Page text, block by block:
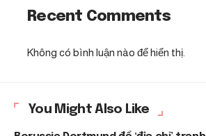
Recent Comments
Không có bình luận nào để hiển thị.
You Might Also Like